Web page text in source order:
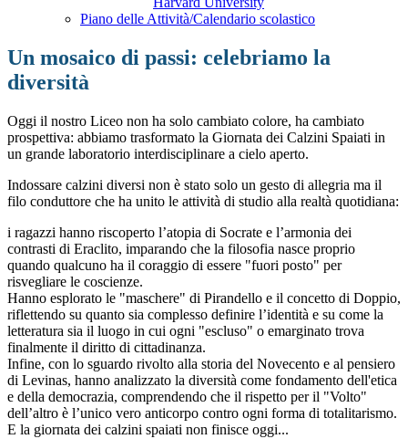
Piano delle Attività/Calendario scolastico
Un mosaico di passi: celebriamo la
diversità
Oggi il nostro Liceo non ha solo cambiato colore, ha cambiato
prospettiva: abbiamo trasformato la Giornata dei Calzini Spaiati in
un grande laboratorio interdisciplinare a cielo aperto.
Indossare calzini diversi non è stato solo un gesto di allegria ma il
filo conduttore che ha unito le attività di studio alla realtà quotidiana:
i ragazzi hanno riscoperto l’atopia di Socrate e l’armonia dei
contrasti di Eraclito, imparando che la filosofia nasce proprio
quando qualcuno ha il coraggio di essere "fuori posto" per
risvegliare le coscienze.
Hanno esplorato le "maschere" di Pirandello e il concetto di Doppio,
riflettendo su quanto sia complesso definire l’identità e su come la
letteratura sia il luogo in cui ogni "escluso" o emarginato trova
finalmente il diritto di cittadinanza.
Infine, con lo sguardo rivolto alla storia del Novecento e al pensiero
di Levinas, hanno analizzato la diversità come fondamento dell'etica
e della democrazia, comprendendo che il rispetto per il "Volto"
dell’altro è l’unico vero anticorpo contro ogni forma di totalitarismo.
E la giornata dei calzini spaiati non finisce oggi...